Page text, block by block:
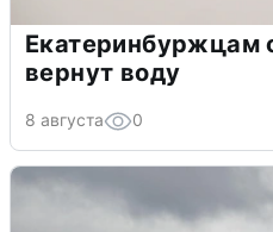
Екатеринбуржцам
вернут воду
8 августа 0